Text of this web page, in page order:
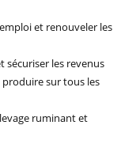
et renouveler les
sécuriser les revenus
sur tous les
ruminant et